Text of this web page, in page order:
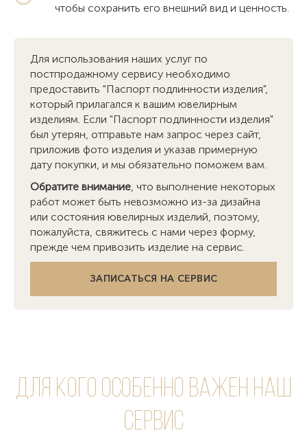
чтобы сохранить его внешний вид и ценность.
Для использования наших услуг по
постпродажному сервису необходимо
предоставить "Паспорт подлинности изделия",
который прилагался к вашим ювелирным
изделиям. Если "Паспорт подлинности изделия"
был утерян, отправьте нам запрос через сайт,
приложив фото изделия и указав примерную
дату покупки, и мы обязательно поможем вам.
Обратите внимание, что выполнение некоторых
работ может быть невозможно из-за дизайна
или состояния ювелирных изделий, поэтому,
пожалуйста, свяжитесь с нами через форму,
прежде чем привозить изделие на сервис.
ЗАПИСАТЬСЯ НА СЕРВИС
Для кого особенно важен наш
сервис